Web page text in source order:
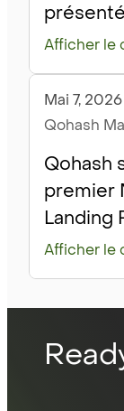
Afficher le
Nouvelles
Mai 7, 2026
Qohash
Qohash
premier
Landing
Afficher le